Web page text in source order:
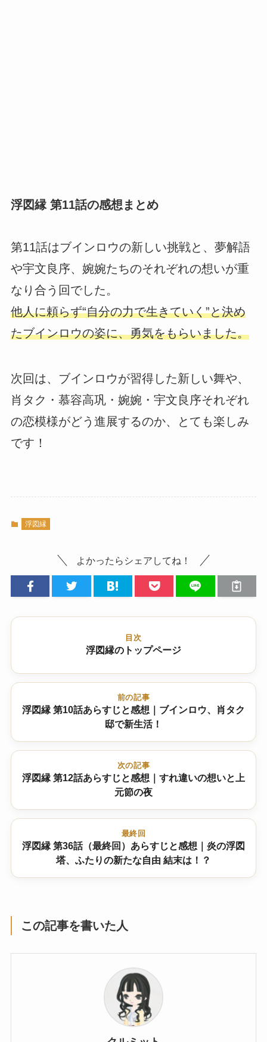
浮図縁 第11話の感想まとめ
第11話はブインロウの新しい挑戦と、夢解語
や宇文良序、婉婉たちのそれぞれの想いが重
なり合う回でした。
他人に頼らず“自分の力で生きていく”と決め
たブインロウの姿に、勇気をもらいました。
次回は、ブインロウが習得した新しい舞や、
肖タク・慕容高巩・婉婉・宇文良序それぞれ
の恋模様がどう進展するのか、とても楽しみ
です！
浮図縁
よかったらシェアしてね！
目次
浮図縁のトップページ
前の記事
浮図縁 第10話あらすじと感想｜ブインロウ、肖タク
邸で新生活！
次の記事
浮図縁 第12話あらすじと感想｜すれ違いの想いと上
元節の夜
最終回
浮図縁 第36話（最終回）あらすじと感想｜炎の浮図
塔、ふたりの新たな自由 結末は！？
この記事を書いた人